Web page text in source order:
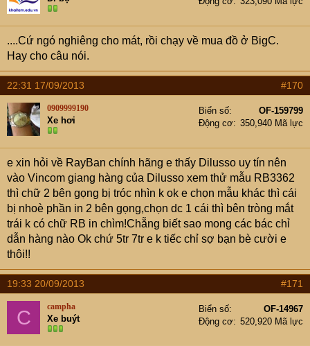
....Cứ ngó nghiêng cho mát, rồi chạy về mua đồ ở BigC.
Hay cho câu nói.
22:31 17/09/2013 #170
0909999190
Xe hơi
Biển số
OF-159799
Động cơ
350,940 Mã lực
e xin hỏi về RayBan chính hãng e thấy Dilusso uy tín nên
vào Vincom giang hàng của Dilusso xem thử mẫu RB3362
thì chữ 2 bên gọng bị tróc nhìn k ok e chọn mẫu khác thì cái
bị nhoè phần in 2 bên gọng,chọn dc 1 cái thì bên tròng mắt
trái k có chữ RB in chìm!Chẵng biết sao mong các bác chỉ
dẫn hàng nào Ok chứ 5tr 7tr e k tiếc chỉ sợ bạn bè cười e
thôi!!
19:33 20/09/2013 #171
C campha
Xe buýt
Biển số
OF-14967
Động cơ
520,920 Mã lực